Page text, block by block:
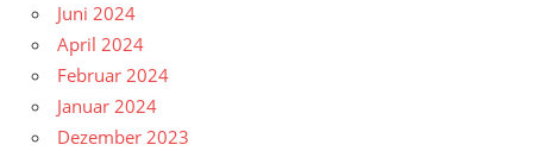
Juni 2024
April 2024
Februar 2024
Januar 2024
Dezember 2023